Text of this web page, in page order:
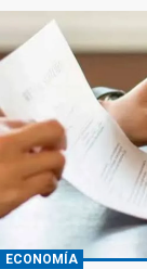
ECONOMÍA